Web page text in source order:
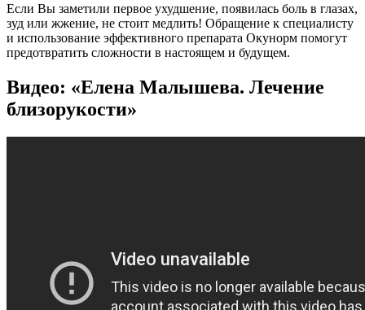
Если Вы заметили первое ухудшение, появилась боль в глазах,
зуд или жжение, не стоит медлить! Обращение к специалисту
и использование эффективного препарата Окунорм помогут
предотвратить сложности в настоящем и будущем.
Видео: «Елена Малышева. Лечение
близорукости»